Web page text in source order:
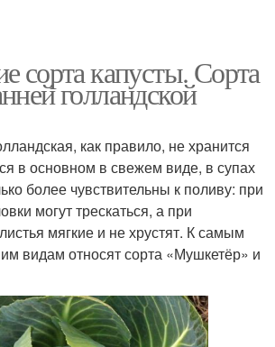
сорта капусты. Сорта
голландской
как правило, не хранится
в основном в свежем виде, в супах
более чувствительны к поливу: при
могут трескаться, а при
мягкие и не хрустят. К самым
видам относят сорта «Мушкетёр» и